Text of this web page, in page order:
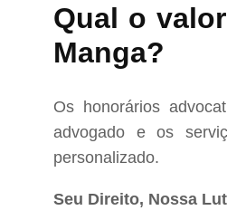
Qual o
Manga?
Os honorários
advogado e os
personalizado.
Seu Direito, Nossa